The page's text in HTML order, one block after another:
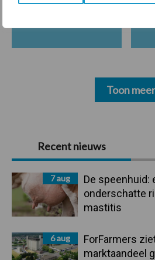
Primaire
Sidebar
Recent nieuws
7 aug
De speenhuid:
onderschatte
mastitis
6 aug
ForFarmers
marktaandeel
Toon meer